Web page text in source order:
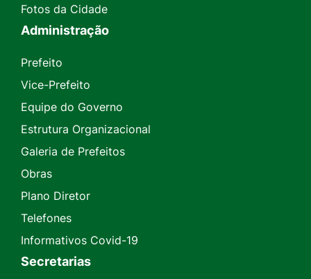
Fotos da Cidade
Administração
Prefeito
Vice-Prefeito
Equipe do Governo
Estrutura Organizacional
Galeria de Prefeitos
Obras
Plano Diretor
Telefones
Informativos Covid-19
Secretarias